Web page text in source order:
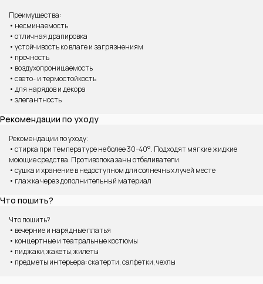
Преимущества:
• несминаемость
• отличная драпировка
• устойчивость ко влаге и загрязнениям
• прочность
• воздухопроницаемость
• свето- и термостойкость
• для нарядов и декора
• элегантность
Рекомендации по уходу
Рекомендации по уходу:
• стирка при температуре не более 30−40°. Подходят мягкие жидкие
моющие средства. Противопоказаны отбеливатели.
• сушка и хранение в недоступном для солнечных лучей месте
• глажка через дополнительный материал
Что пошить?
Что пошить?
• вечерние и нарядные платья
• концертные и театральные костюмы
• пиджаки,жакеты,жилеты
• предметы интерьера: скатерти, салфетки, чехлы
ВАМ МОЖЕТ ПОНРАВИТЬСЯ